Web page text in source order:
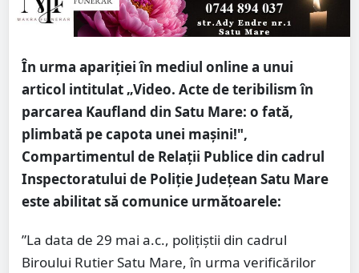
În urma apariției în mediul online a unui
articol intitulat „Video. Acte de teribilism în
parcarea Kaufland din Satu Mare: o fată,
plimbată pe capota unei mașini!",
Compartimentul de Relații Publice din cadrul
Inspectoratului de Poliție Județean Satu Mare
este abilitat să comunice următoarele:
”La data de 29 mai a.c., polițiștii din cadrul
Biroului Rutier Satu Mare, în urma verificărilor